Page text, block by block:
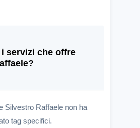
servizi che offre
Silvestro Raffaele non ha
tag specifici.